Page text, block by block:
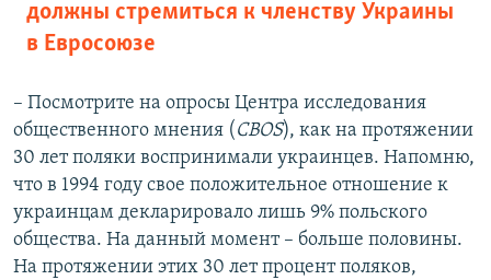
должны стремиться к членству Украины
в Евросоюзе
– Посмотрите на опросы Центра исследования
общественного мнения ( CBOS), как на протяжении
30 лет поляки воспринимали украинцев. Напомню,
что в 1994 году свое положительное отношение к
украинцам декларировало лишь 9% польского
общества. На данный момент – больше половины.
На протяжении этих 30 лет процент поляков,